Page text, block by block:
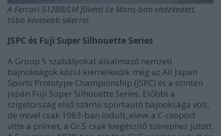
A Ferrari 512BB/LM főként Le Mans-ban vitézkedett,
több kevesebb sikerrel
JSPC és Fuji Super Silhouette Series
A Group 5 szabályokat alkalmazó nemzeti
bajnokságok közül kiemelkedik még az All Japan
Sports Prototype Championship (JSPC) és a szintén
japán Fuji Super Silhouette Series. Előbbi a
szigetország első számú sportautó bajnoksága volt,
de mivel csak 1983-ban indult, eleve a C-csoport
vitte a prímet, a Gr.5 csak kiegészítő szerephez jutott.